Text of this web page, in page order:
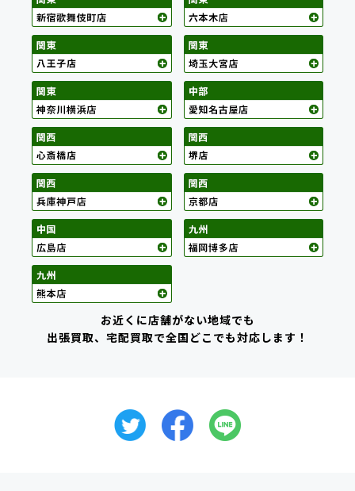
お近くに店舗がない地域でも
出張買取、宅配買取で全国どこでも対応します！